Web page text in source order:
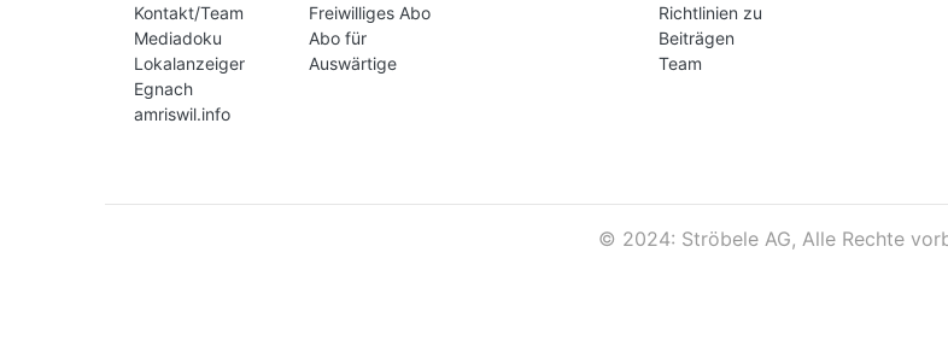
Kontakt/Team
Mediadoku
Lokalanzeiger
Egnach
amriswil.info
Freiwilliges Abo
Abo für
Auswärtige
Richtlinien zu
Beiträgen
Team
© 2024: Ströbele AG, Alle Rechte